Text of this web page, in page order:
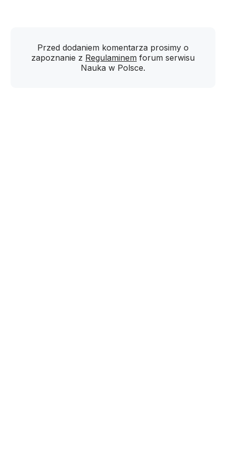
Przed dodaniem komentarza prosimy o
zapoznanie z Regulaminem forum serwisu
Nauka w Polsce.